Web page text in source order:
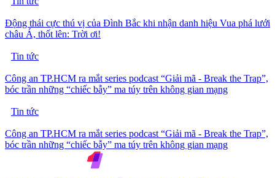
Động thái cực thú vị của Đình Bắc khi nhận danh hiệu Vua phá lưới
châu Á, thốt lên: Trời ơi!
Tin tức
Công an TP.HCM ra mắt series podcast “Giải mã - Break the Trap”,
bóc trần những “chiếc bẫy” ma túy trên không gian mạng
Tin tức
Công an TP.HCM ra mắt series podcast “Giải mã - Break the Trap”,
bóc trần những “chiếc bẫy” ma túy trên không gian mạng